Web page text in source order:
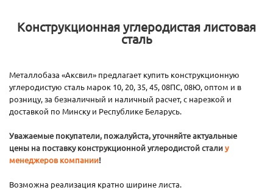
Конструкционная углеродистая листовая
сталь
Металлобаза «Аксвил» предлагает купить конструкционную
углеродистую сталь марок 10, 20, 35, 45, 08ПС, 08Ю, оптом и в
розницу, за безналичный и наличный расчет, с нарезкой и
доставкой по Минску и Республике Беларусь.
Уважаемые покупатели, пожалуйста, уточняйте актуальные
цены на поставку конструкционной углеродистой сталиу
менеджеров компании!
Возможна реализация кратно ширине листа.